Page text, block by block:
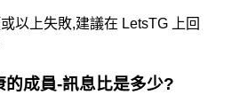
以上失敗,建議在 LetsTG 上回
成員-訊息比是多少?